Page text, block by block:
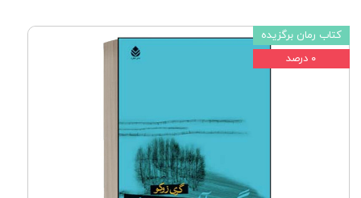
کتاب رمان برگزیده
۰ درصد